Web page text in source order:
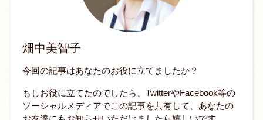
畑中美智子
今回の記事はあなたのお役に立てましたか？
もしお役に立てたのでしたら、TwitterやFacebook等の
ソーシャルメディアでこの記事を共有して、あなたの